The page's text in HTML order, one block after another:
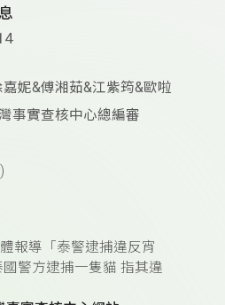
妮&傅湘茹&江紫筠&歐啦
事實查核中心總編審
報導「泰警逮捕違反宵
警方逮捕一隻貓 指其違